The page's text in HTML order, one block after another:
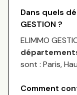
Dans quels
GESTION ?
ELIMMO
sont : Paris,
Comment